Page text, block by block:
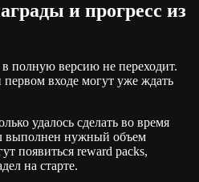
и прогресс из
полную версию не переходит.
входе могут уже ждать
удалось сделать во время
выполнен нужный объем
появиться reward packs,
на старте.